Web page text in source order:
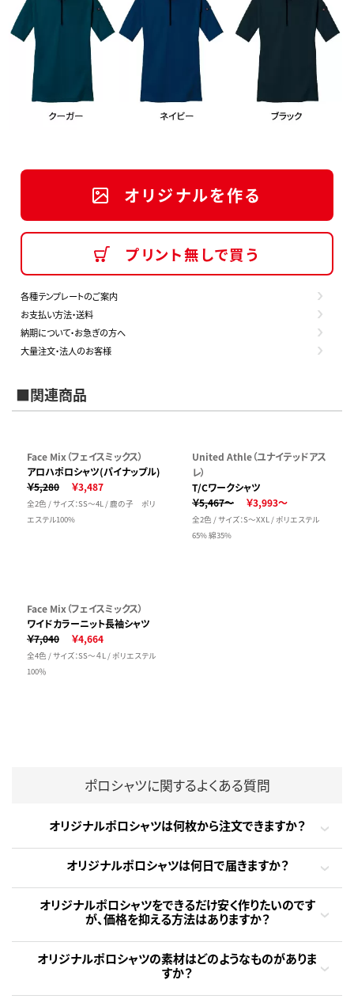
オリジナルを作る
プリント無しで買う
各種テンプレートのご案内
お支払い方法・送料
納期について・お急ぎの方へ
大量注文・法人のお客様
■関連商品
Face Mix（フェイスミックス）
アロハポロシャツ(パイナップル)
￥5,280
￥3,487
全2色 / サイズ：SS～4L / 鹿の子 ポリ
エステル100%
United Athle（ユナイテッドアス
レ）
T/Cワークシャツ
￥5,467～
￥3,993～
全2色 / サイズ：S～XXL / ポリエステル
65% 綿35%
Face Mix（フェイスミックス）
ワイドカラーニット長袖シャツ
￥7,040
￥4,664
全4色 / サイズ：SS～４L / ポリエステル
100％
ポロシャツに関するよくある質問
オリジナルポロシャツは何枚から注文できますか？
オリジナルポロシャツは何日で届きますか？
オリジナルポロシャツをできるだけ安く作りたいのです
が、価格を抑える方法はありますか？
オリジナルポロシャツの素材はどのようなものがありま
すか？